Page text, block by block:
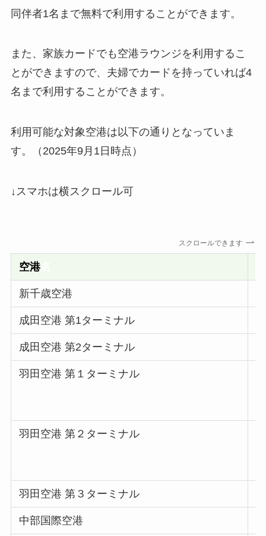
同伴者1名まで無料で利用することができます。
また、家族カードでも空港ラウンジを利用するこ
とができますので、夫婦でカードを持っていれば4
名まで利用することができます。
利用可能な対象空港は以下の通りとなっていま
す。（2025年9月1日時点）
↓スマホは横スクロール可
スクロールできます
空港名
新千歳空港
成田空港 第1ターミナル
成田空港 第2ターミナル
羽田空港 第１ターミナル
羽田空港 第２ターミナル
羽田空港 第３ターミナル
中部国際空港